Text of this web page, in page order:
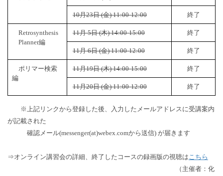
10月23日 (金) 11:00-12:00 終了
Retrosynthesis
Planner編
11月 5日 (木) 14:00-15:00 終了
11月 6日 (金) 11:00-12:00 終了
ポリマー検索
編
11月19日 (木) 14:00-15:00 終了
11月20日 (金) 11:00-12:00 終了
※上記リンクから登録した後、入力したメールアドレスに受講案内
が記載された
確認メール(messenger(at)webex.comから送信) が届きます
⇒オンライン講習会の詳細、終了したコースの録画版の視聴は こちら
（主催者：化